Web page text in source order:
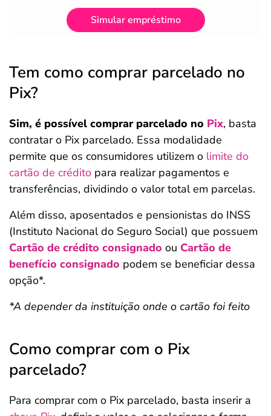
Simular empréstimo
Tem como comprar parcelado no
Pix​?
Sim, é possível comprar parcelado no Pix, basta
contratar o Pix parcelado. Essa modalidade
permite que os consumidores utilizem o limite do
cartão de crédito para realizar pagamentos e
transferências, dividindo o valor total em parcelas.
Além disso, aposentados e pensionistas do INSS
(Instituto Nacional do Seguro Social) que possuem
Cartão de crédito consignado ou Cartão de
benefício consignado podem se beneficiar dessa
opção*.
*A depender da instituição onde o cartão foi feito
Como comprar com o Pix
parcelado?
Para comprar com o Pix parcelado, basta inserir a